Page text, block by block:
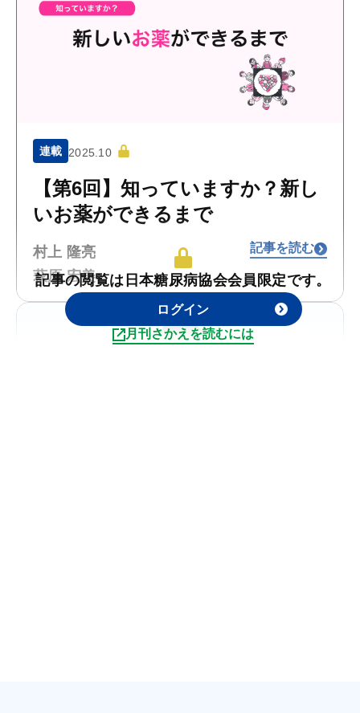
連載 2025.10
【第6回】知っていますか？新し
いお薬ができるまで
村上 隆亮
萩原 宏美
記事を読む
記事の閲覧は日本糖尿病協会会員限定です。
ログイン
月刊さかえを読むには